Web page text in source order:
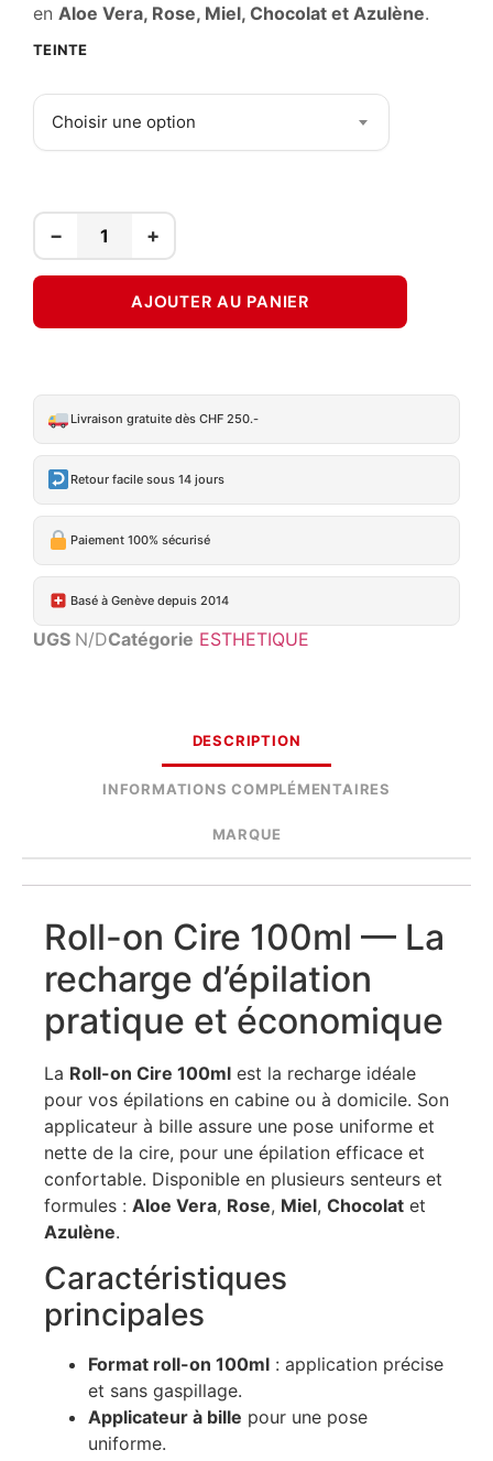
en Aloe Vera, Rose, Miel, Chocolat et Azulène.
TEINTE
Choisir une option
− +
AJOUTER AU PANIER
Livraison gratuite dès CHF 250.-
Retour facile sous 14 jours
Paiement 100% sécurisé
Basé à Genève depuis 2014
UGS N/DCatégorie ESTHETIQUE
DESCRIPTION
INFORMATIONS COMPLÉMENTAIRES
MARQUE
Roll-on Cire 100ml — La
recharge d’épilation
pratique et économique
La Roll-on Cire 100ml est la recharge idéale
pour vos épilations en cabine ou à domicile. Son
applicateur à bille assure une pose uniforme et
nette de la cire, pour une épilation efficace et
confortable. Disponible en plusieurs senteurs et
formules : Aloe Vera, Rose, Miel, Chocolat et
Azulène.
Caractéristiques
principales
Format roll-on 100ml : application précise
et sans gaspillage.
Applicateur à bille pour une pose
uniforme.